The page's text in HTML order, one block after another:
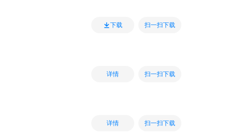
下载 扫一扫下载
详情 扫一扫下载
详情 扫一扫下载